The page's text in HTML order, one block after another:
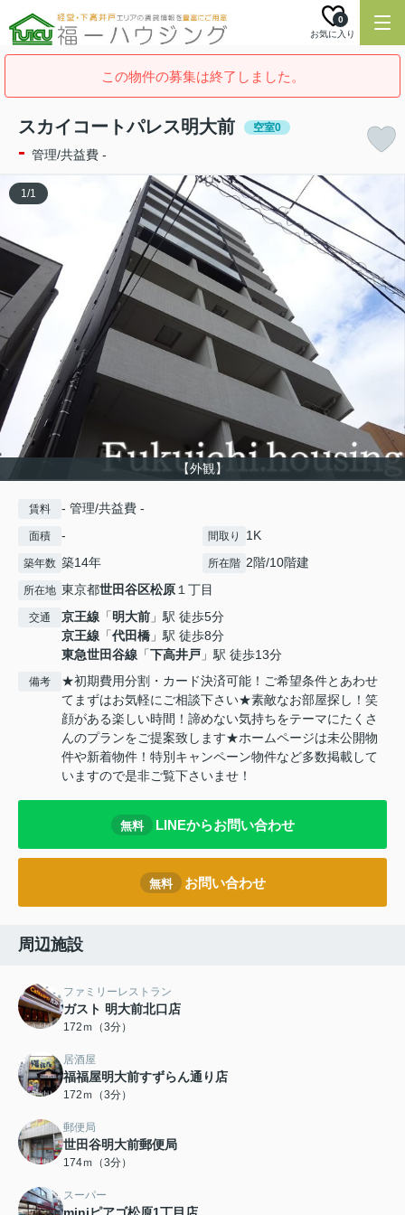
お気に入り
0
この物件の募集は終了しました。
スカイコートパレス明大前 空室0
- 管理/共益費 -
【外観】
1/1
賃料 - 管理/共益費 -
面積 - 間取り 1K
築年数 築14年 所在階 2階/10階建
所在地 東京都世田谷区松原１丁目
交通 京王線 「明大前 」駅 徒歩5分
京王線 「代田橋 」駅 徒歩8分
東急世田谷線 「下高井戸 」駅 徒歩13分
備考
★初期費用分割・カード決済可能！ご希望条件とあわせ
てまずはお気軽にご相談下さい★素敵なお部屋探し！笑
顔がある楽しい時間！諦めない気持ちをテーマにたくさ
んのプランをご提案致します★ホームページは未公開物
件や新着物件！特別キャンペーン物件など多数掲載して
いますので是非ご覧下さいませ！
無料 LINEからお問い合わせ
無料 お問い合わせ
周辺施設
ファミリーレストラン
ガスト 明大前北口店
172ｍ（3分）
居酒屋
福福屋明大前すずらん通り店
172ｍ（3分）
郵便局
世田谷明大前郵便局
174ｍ（3分）
スーパー